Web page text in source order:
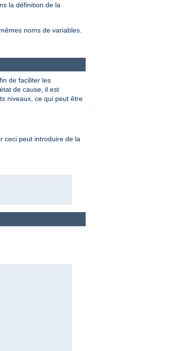
la définition de la
noms de variables.
de faciliter les
de cause, il est
niveaux, ce qui peut être
ceci peut introduire de la